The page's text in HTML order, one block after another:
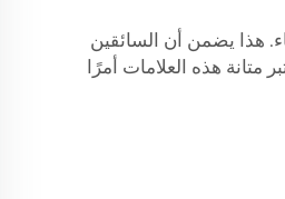
هذا يضمن أن السائقين
هذه العلامات أمرًا